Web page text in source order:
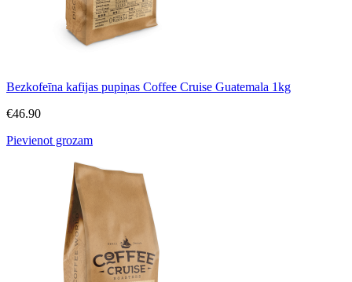
Bezkofeīna kafijas pupiņas Coffee Cruise Guatemala 1kg
€46.90
Pievienot grozam